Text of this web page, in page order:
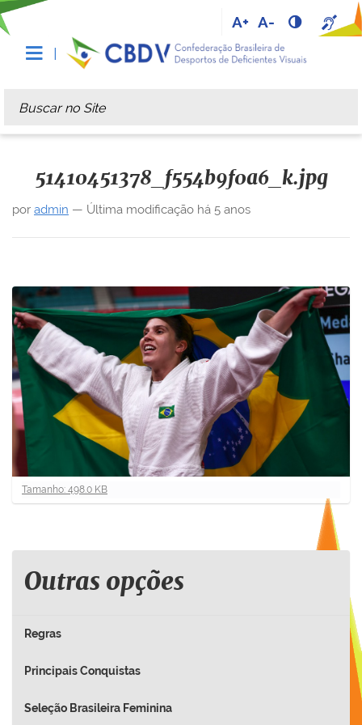
A+ A-
Busca
Busca Avançada…
51410451378_f554b9f0a6_k.jpg
por admin — Última modificação há 5 anos
C
l
e
p
a
e
a
Tamanho: 498.0 KB
Outras opções
Regras
Principais Conquistas
Seleção Brasileira Feminina